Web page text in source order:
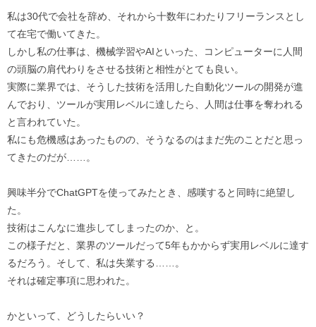
私は30代で会社を辞め、それから十数年にわたりフリーランスとし
て在宅で働いてきた。
しかし私の仕事は、機械学習やAIといった、コンピューターに人間
の頭脳の肩代わりをさせる技術と相性がとても良い。
実際に業界では、そうした技術を活用した自動化ツールの開発が進
んでおり、ツールが実用レベルに達したら、人間は仕事を奪われる
と言われていた。
私にも危機感はあったものの、そうなるのはまだ先のことだと思っ
てきたのだが……。
興味半分でChatGPTを使ってみたとき、感嘆すると同時に絶望し
た。
技術はこんなに進歩してしまったのか、と。
この様子だと、業界のツールだって5年もかからず実用レベルに達す
るだろう。そして、私は失業する……。
それは確定事項に思われた。
かといって、どうしたらいい？